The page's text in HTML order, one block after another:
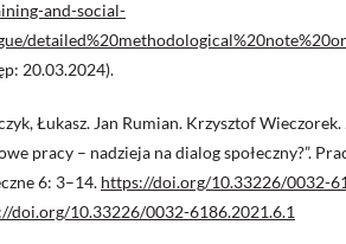
and-social-
20.03.2024).
Łukasz. Jan Rumian. Krzysztof Wieczorek.
pracy – nadzieja na dialog społeczny?”.
6: 3–14. https://doi.org/10.33226/0032-
doi.org/10.33226/0032-6186.2021.6.1